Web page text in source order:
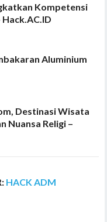
Kompetensi
Aluminium
Destinasi Wisata
Nuansa Religi –
HACK ADM